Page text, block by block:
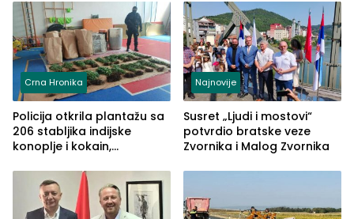
Crna Hronika
Policija otkrila plantažu sa
206 stabljika indijske
konoplje i kokain,
(FOTO)
Najnovije
Susret „Ljudi i mostovi“
potvrdio bratske veze
Zvornika i Malog Zvornika